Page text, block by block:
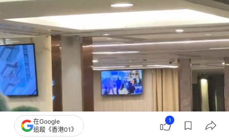
在Google
追蹤《香港01》
1